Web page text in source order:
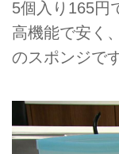
5個入り165円
高機能で安く
のスポンジで